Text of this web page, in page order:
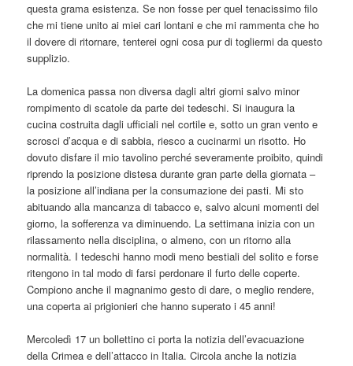
questa grama esistenza. Se non fosse per quel tenacissimo filo
che mi tiene unito ai miei cari lontani e che mi rammenta che ho
il dovere di ritornare, tenterei ogni cosa pur di togliermi da questo
supplizio.
La domenica passa non diversa dagli altri giorni salvo minor
rompimento di scatole da parte dei tedeschi. Si inaugura la
cucina costruita dagli ufficiali nel cortile e, sotto un gran vento e
scrosci d’acqua e di sabbia, riesco a cucinarmi un risotto. Ho
dovuto disfare il mio tavolino perché severamente proibito, quindi
riprendo la posizione distesa durante gran parte della giornata –
la posizione all’indiana per la consumazione dei pasti. Mi sto
abituando alla mancanza di tabacco e, salvo alcuni momenti del
giorno, la sofferenza va diminuendo. La settimana inizia con un
rilassamento nella disciplina, o almeno, con un ritorno alla
normalità. I tedeschi hanno modi meno bestiali del solito e forse
ritengono in tal modo di farsi perdonare il furto delle coperte.
Compiono anche il magnanimo gesto di dare, o meglio rendere,
una coperta ai prigionieri che hanno superato i 45 anni!
Mercoledì 17 un bollettino ci porta la notizia dell’evacuazione
della Crimea e dell’attacco in Italia. Circola anche la notizia